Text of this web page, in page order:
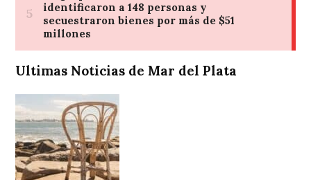
Ultimas Noticias de Mar del Plata